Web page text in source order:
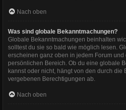
Nach oben
Was sind globale Bekanntmachungen?
Globale Bekanntmachungen beinhalten
solltest du sie so bald wie möglich lesen.
erscheinen ganz oben in jedem Forum
persönlichen Bereich. Ob du eine globale
kannst oder nicht, hängt von den durch die
vergebenen Berechtigungen ab.
Nach oben